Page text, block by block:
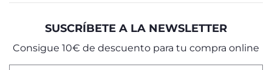
SUSCRÍBETE A LA NEWSLETTER
Consigue 10€ de descuento para tu compra online